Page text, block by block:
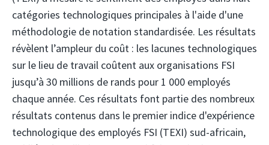
catégories technologiques principales à l'aide d'une
méthodologie de notation standardisée. Les résultats
révèlent l’ampleur du coût : les lacunes technologiques
sur le lieu de travail coûtent aux organisations FSI
jusqu’à 30 millions de rands pour 1 000 employés
chaque année. Ces résultats font partie des nombreux
résultats contenus dans le premier indice d'expérience
technologique des employés FSI (TEXI) sud-africain,